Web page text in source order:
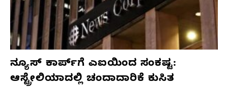
ನ್ಯೂಸ್ ಕಾರ್ಪ್‌ಗೆ ಎಐಯಿಂದ ಸಂಕಷ್ಟ:
ಆಸ್ಟ್ರೇಲಿಯಾದಲ್ಲಿ ಚಂದಾದಾರಿಕೆ ಕುಸಿತ